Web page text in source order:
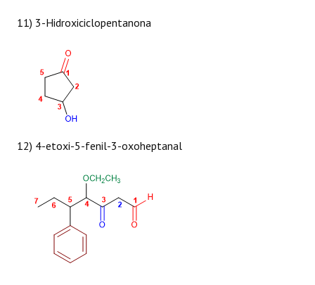
11) 3-Hidroxiciclopentanona
12) 4-etoxi-5-fenil-3-oxoheptanal